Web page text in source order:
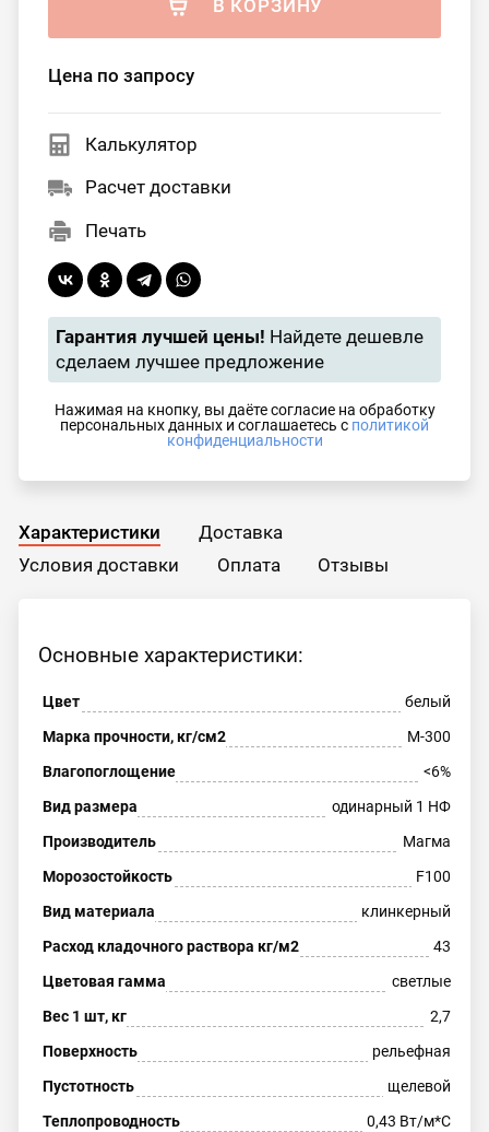
В КОРЗИНУ
Цена по запросу
Калькулятор
Расчет доставки
Печать
Гарантия лучшей цены! Найдете дешевле
сделаем лучшее предложение
Нажимая на кнопку, вы даёте согласие на обработку
персональных данных и соглашаетесь с политикой
конфиденциальности
Характеристики
Доставка
Условия доставки
Оплата Отзывы
Основные характеристики:
Цвет
белый
Марка прочности, кг/см2
М-300
Влагопоглощение
<6%
Вид размера
одинарный 1 НФ
Производитель
Магма
Морозостойкость
F100
Вид материала
клинкерный
Расход кладочного раствора кг/м2
43
Цветовая гамма
светлые
Вес 1 шт, кг
2,7
Поверхность
рельефная
Пустотность
щелевой
Теплопроводность
0,43 Вт/м*С